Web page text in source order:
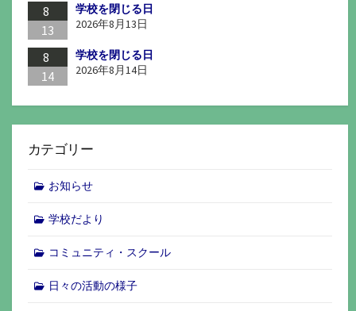
8
13
学校を閉じる日
2026年8月13日
8
14
学校を閉じる日
2026年8月14日
カテゴリー
お知らせ
学校だより
コミュニティ・スクール
日々の活動の様子